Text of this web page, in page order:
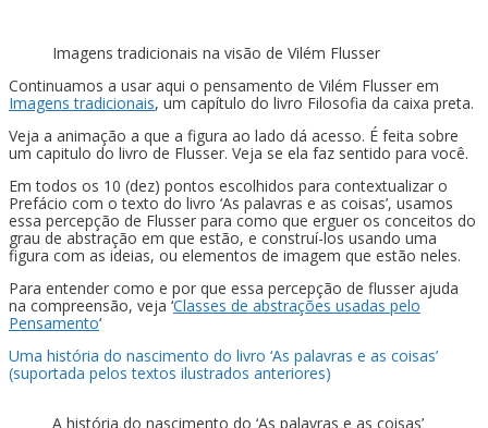
Imagens tradicionais na visão de Vilém Flusser
Continuamos a usar aqui o pensamento de Vilém Flusser em
Imagens tradicionais, um capítulo do livro Filosofia da caixa preta.
Veja a animação a que a figura ao lado dá acesso. É feita sobre
um capitulo do livro de Flusser. Veja se ela faz sentido para você.
Em todos os 10 (dez) pontos escolhidos para contextualizar o
Prefácio com o texto do livro ‘As palavras e as coisas’, usamos
essa percepção de Flusser para como que erguer os conceitos do
grau de abstração em que estão, e construí-los usando uma
figura com as ideias, ou elementos de imagem que estão neles.
Para entender como e por que essa percepção de flusser ajuda
na compreensão, veja ‘Classes de abstrações usadas pelo
Pensamento‘
Uma história do nascimento do livro ‘As palavras e as coisas’
(suportada pelos textos ilustrados anteriores)
A história do nascimento do ‘As palavras e as coisas’